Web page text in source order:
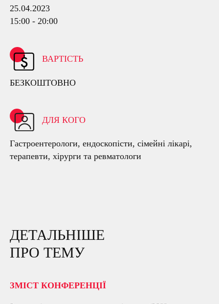
25.04.2023
15:00 - 20:00
ВАРТІСТЬ
БЕЗКОШТОВНО
ДЛЯ КОГО
Гастроентерологи, ендоскопісти, сімейні лікарі,
терапевти, хірурги та ревматологи
ДЕТАЛЬНІШЕ
ПРО ТЕМУ
ЗМІСТ КОНФЕРЕНЦІЇ